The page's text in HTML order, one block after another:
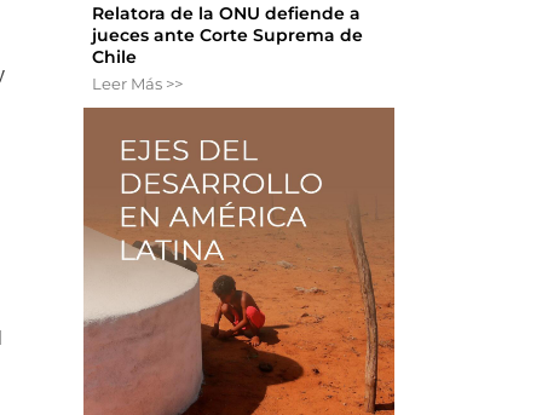
Relatora de la ONU defiende a
jueces ante Corte Suprema de
Chile
Leer Más >>